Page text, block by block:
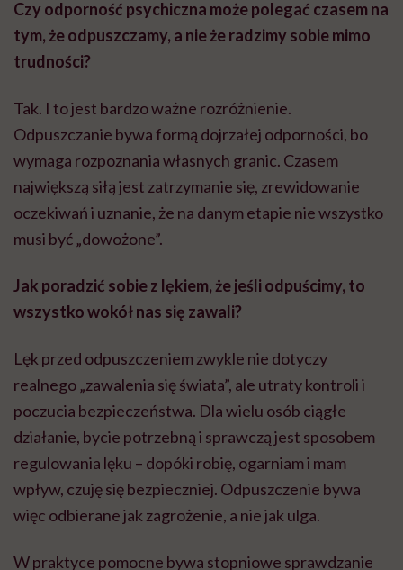
Czy odporność psychiczna może polegać czasem na
tym, że odpuszczamy, a nie że radzimy sobie mimo
trudności?
Tak. I to jest bardzo ważne rozróżnienie.
Odpuszczanie bywa formą dojrzałej odporności, bo
wymaga rozpoznania własnych granic. Czasem
największą siłą jest zatrzymanie się, zrewidowanie
oczekiwań i uznanie, że na danym etapie nie wszystko
musi być „dowożone”.
Jak poradzić sobie z lękiem, że jeśli odpuścimy, to
wszystko wokółnas się zawali?
Lęk przed odpuszczeniem zwykle nie dotyczy
realnego „zawalenia się świata”, ale utraty kontroli i
poczucia bezpieczeństwa. Dla wielu osób ciągłe
działanie, bycie potrzebną i sprawczą jest sposobem
regulowania lęku – dopóki robię, ogarniam i mam
wpływ, czuję się bezpieczniej. Odpuszczenie bywa
więc odbierane jak zagrożenie, a nie jak ulga.
W praktyce pomocne bywa stopniowe sprawdzanie